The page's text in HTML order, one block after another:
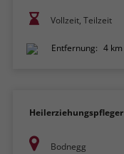
Vollzeit, Teilzeit
Entfernung: 4 km
Bodnegg